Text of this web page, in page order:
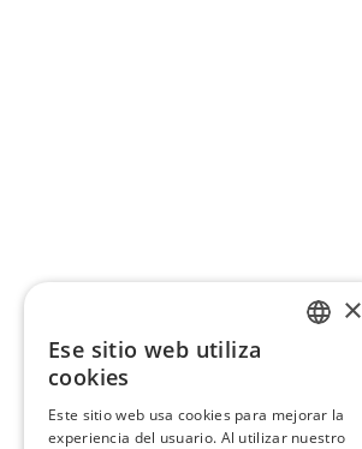
×
Ese sitio web utiliza
cookies
Este sitio web usa cookies para mejorar la
experiencia del usuario. Al utilizar nuestro